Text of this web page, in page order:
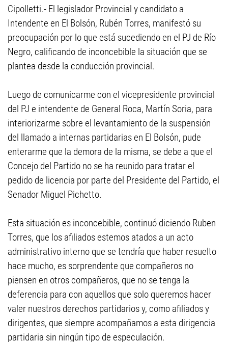
Cipolletti.- El legislador Provincial y candidato a
Intendente en El Bolsón, Rubén Torres, manifestó su
preocupación por lo que está sucediendo en el PJ de Río
Negro, calificando de inconcebible la situación que se
plantea desde la conducción provincial.
Luego de comunicarme con el vicepresidente provincial
del PJ e intendente de General Roca, Martín Soria, para
interiorizarme sobre el levantamiento de la suspensión
del llamado a internas partidarias en El Bolsón, pude
enterarme que la demora de la misma, se debe a que el
Concejo del Partido no se ha reunido para tratar el
pedido de licencia por parte del Presidente del Partido, el
Senador Miguel Pichetto.
Esta situación es inconcebible, continuó diciendo Ruben
Torres, que los afiliados estemos atados a un acto
administrativo interno que se tendría que haber resuelto
hace mucho, es sorprendente que compañeros no
piensen en otros compañeros, que no se tenga la
deferencia para con aquellos que solo queremos hacer
valer nuestros derechos partidarios y, como afiliados y
dirigentes, que siempre acompañamos a esta dirigencia
partidaria sin ningún tipo de especulación.